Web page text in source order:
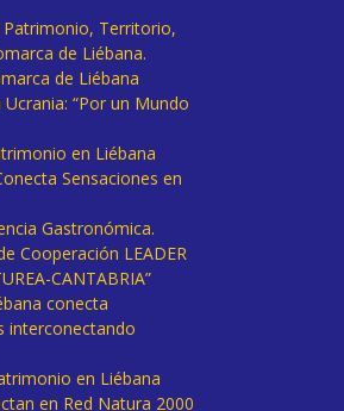
Patrimonio, Territorio,
de Liébana.
de Liébana
“Por un Mundo
en Liébana
Sensaciones en
Gastronómica.
Cooperación LEADER
CANTABRIA”
conecta
interconectando
en Liébana
en Red Natura 2000